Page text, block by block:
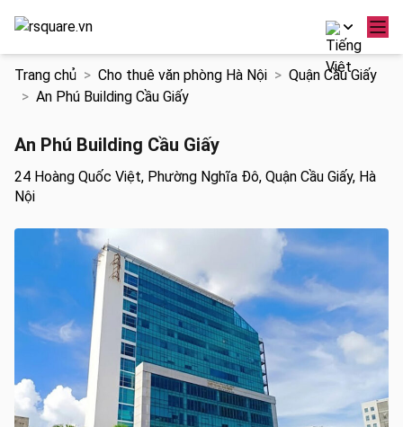
đến
Trang chủ Cho thuê văn phòng Hà Nội
Quận Cầu Giấy
An Phú Building Cầu Giấy
An Phú Building Cầu Giấy
24 Hoàng Quốc Việt, Phường Nghĩa Đô, Quận Cầu Giấy, Hà
Nội